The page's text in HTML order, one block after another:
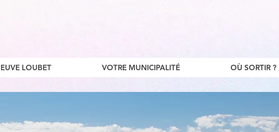
LOUBET VOTRE MUNICIPALITÉ OÙ SORTIR ?